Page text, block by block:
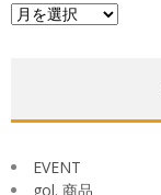
ア
EVENT
gol. 商品